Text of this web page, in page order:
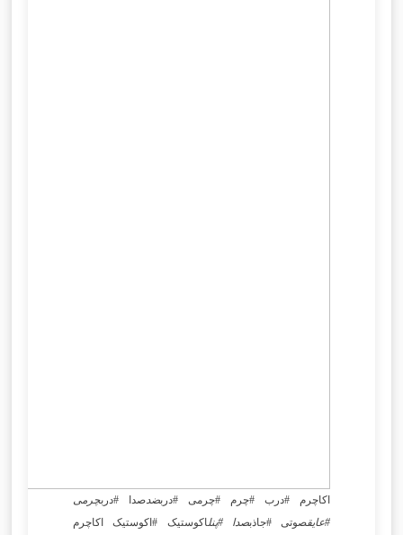
اکاچرم #درب #چرم #چرمی #دربضدصدا #دربچرمی
#عایقصوتی #جاذبصدا #پنلاکوستیک #اکوستیک اکاچرم